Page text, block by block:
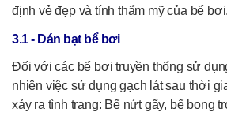
định vẻ đẹp và tính thẩm mỹ của bể bơi.
3.1 - Dán bạt bể bơi
Đối với các bể bơi truyền thống sử
nhiên việc sử dụng gạch lát sau thời
xảy ra tình trạng: Bể nứt gãy, bể bong